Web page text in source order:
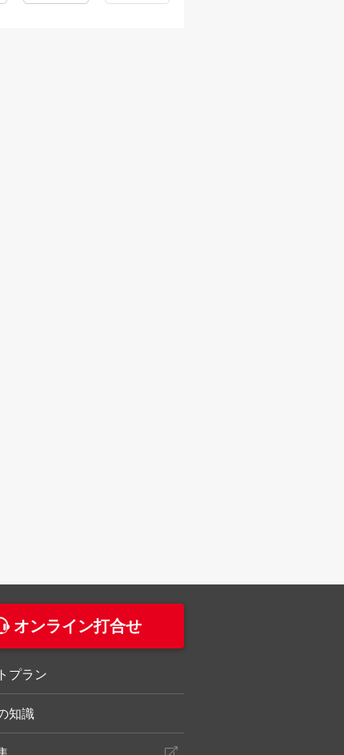
オンライン打合せ
プラン
知識